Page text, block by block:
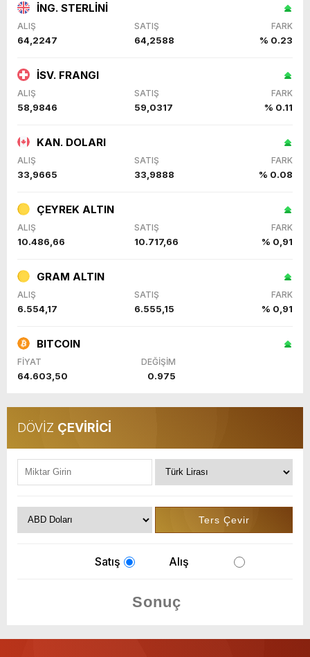
İNG. STERLİNİ
ALIŞ SATIŞ FARK
64,2247 64,2588 % 0.23
İSV. FRANGI
ALIŞ SATIŞ FARK
58,9846 59,0317 % 0.11
KAN. DOLARI
ALIŞ SATIŞ FARK
33,9665 33,9888 % 0.08
ÇEYREK ALTIN
ALIŞ SATIŞ FARK
10.486,66 10.717,66 % 0,91
GRAM ALTIN
ALIŞ SATIŞ FARK
6.554,17 6.555,15 % 0,91
BITCOIN
FİYAT DEĞİŞİM
64.603,50 0.975
DÖVİZ ÇEVİRİCİ
Satış Alış